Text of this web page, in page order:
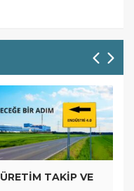
ÜRETIM TAKIP VE